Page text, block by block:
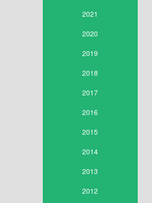
2021
2020
2019
2018
2017
2016
2015
2014
2013
2012